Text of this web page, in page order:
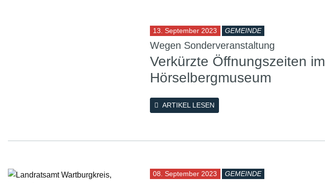
13. September 2023 GEMEINDE
Wegen Sonderveranstaltung
Verkürzte Öffnungszeiten im
Hörselbergmuseum
ARTIKEL LESEN
08. September 2023 GEMEINDE